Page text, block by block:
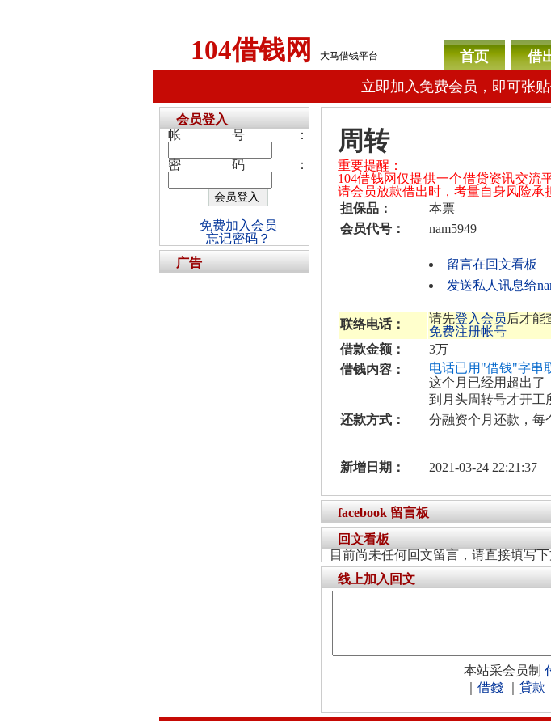
104借钱网 大马借钱平台 首页 借
立即加入免费会员，即可张
周转
重要提醒：
104借钱网仅提供一个借贷资讯交流
请会员放款借出时，考量自身风险承
担保品：
本票
会员代号：
nam5949
留言在回文看板
发送私人讯息给
联络电话： 请先登入会员后才能
免费注册帐号
借款金额：
3万
借钱内容：
电话已用"借钱"字串
这个月已经用超出了
到月头周转号才开
还款方式：
分融资个月还款，每
新增日期： 2021-03-24 22:21:37
facebook 留言板
回文看板
目前尚未任何回文留言，请直接填写
线上加入回文
本站采会员制
借錢 貸款
会员登入
帐号：
密码：
免费加入会员
忘记密码？
广告